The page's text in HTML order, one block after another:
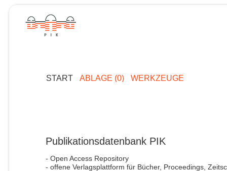
START ABLAGE (0) WERKZEUGE
Publikationsdatenbank PIK
- Open Access Repository
- offene Verlagsplattform für Bücher, Proceedings,